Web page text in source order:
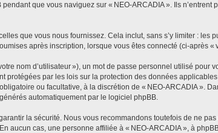
que vous naviguez sur « NEO-ARCADIA ». Ils
que vous nous fournissez. Cela inclut, sans s’y limiter : les
après inscription, lorsque vous êtes connecté (ci-après «
nom d’utilisateur »), un mot de passe personnel utilisé
protégées par les lois sur la protection des données
ou facultative, à la discrétion de « NEO-ARCADIA ».
automatiquement par le logiciel phpBB.
la sécurité. Nous vous recommandons toutefois de ne
aucun cas, une personne affiliée à « NEO-ARCADIA », à